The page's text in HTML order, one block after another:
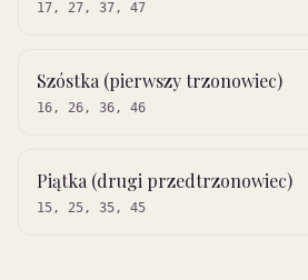
17, 27, 37, 47
Szóstka (pierwszy trzonowiec)
16, 26, 36, 46
Piątka (drugi przedtrzonowiec)
15, 25, 35, 45